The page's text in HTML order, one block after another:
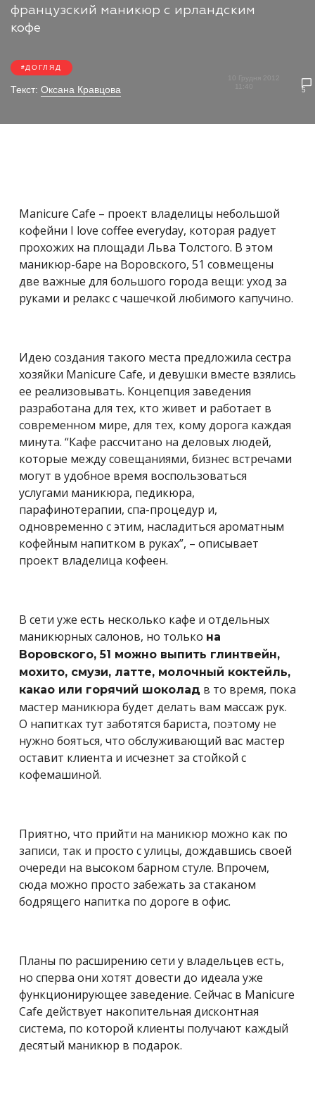
французский маникюр с ирландским
кофе
ДОГЛЯД
Текст: Оксана Кравцова
10 Грудня 2012
5
Manicure Cafe – проект владелицы небольшой
кофейни I love coffee everyday, которая радует
прохожих на площади Льва Толстого. В этом
маникюр-баре на Воровского, 51 совмещены
две важные для большого города вещи: уход за
руками и релакс с чашечкой любимого капучино.
Идею создания такого места предложила сестра
хозяйки Manicure Cafe, и девушки вместе взялись
ее реализовывать. Концепция заведения
разработана для тех, кто живет и работает в
современном мире, для тех, кому дорога каждая
минута. “Кафе рассчитано на деловых людей,
которые между совещаниями, бизнес встречами
могут в удобное время воспользоваться
услугами маникюра, педикюра,
парафинотерапии, спа-процедур и,
одновременно с этим, насладиться ароматным
кофейным напитком в руках”, – описывает
проект владелица кофеен.
В сети уже есть несколько кафе и отдельных
маникюрных салонов, но только на
Воровского, 51 можно выпить глинтвейн,
мохито, смузи, латте, молочный коктейль,
какао или горячий шоколад в то время, пока
мастер маникюра будет делать вам массаж рук.
О напитках тут заботятся бариста, поэтому не
нужно бояться, что обслуживающий вас мастер
оставит клиента и исчезнет за стойкой с
кофемашиной.
Приятно, что прийти на маникюр можно как по
записи, так и просто с улицы, дождавшись своей
очереди на высоком барном стуле. Впрочем,
сюда можно просто забежать за стаканом
бодрящего напитка по дороге в офис.
Планы по расширению сети у владельцев есть,
но сперва они хотят довести до идеала уже
функционирующее заведение. Сейчас в Manicure
Cafe действует накопительная дисконтная
система, по которой клиенты получают каждый
десятый маникюр в подарок.